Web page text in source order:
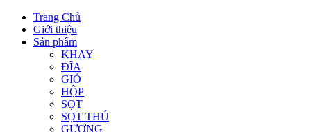
Trang Chủ
Giới thiệu
Sản phẩm
KHAY
ĐĨA
GIỎ
HỘP
SỌT
SỌT THÚ
GƯƠNG